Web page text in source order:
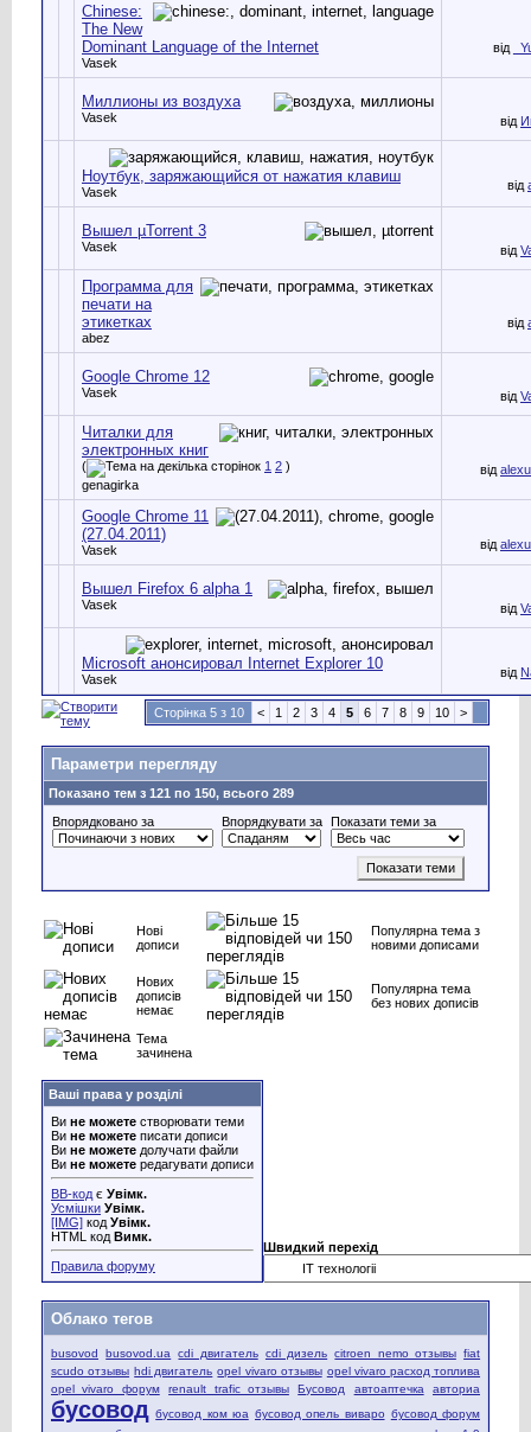
Chinese:
The New
Dominant Language of the Internet
Vasek
від
Миллионы из воздуха
Vasek від
Ноутбук, заряжающийся от нажатия клавиш
Vasek від
Вышел µTorrent 3
Vasek від
Программа для
печати на
этикетках
abez
від
Google Chrome 12
Vasek від
Читалки для
электронных книг
( 1 2 )
genagirka
від
Google Chrome 11
(27.04.2011)
Vasek від
Вышел Firefox 6 alpha 1
Vasek від
Microsoft анонсировал Internet Explorer 10
Vasek від
Сторінка 5 з 10 < 1 2 3 4 5 6 7 8 9 10 >
Параметри перегляду
Показано тем з 121 по 150, всього 289
Впорядковано за
Впорядкувати за Показати теми за
Нові
дописи
Популярна тема з
новими дописами
Нових
дописів
немає
Популярна тема
без нових дописів
Тема
зачинена
Ваші права у розділі
Ви не можете створювати теми
Ви не можете писати дописи
Ви не можете долучати файли
Ви не можете редагувати дописи
BB-код є Увімк.
Усмішки Увімк.
[IMG] код Увімк.
HTML код Вимк.
Правила форуму
Швидкий перехід
Облако тегов
busovod busovod.ua cdi двигатель cdi дизель citroen nemo отзывы fiat
scudo отзывы hdi двигатель opel vivaro отзывы opel vivaro расход топлива
opel vivaro форум
renault trafic отзывы Бусовод автоаптечка авториа
бусовод бусовод ком юа бусовод опель виваро бусовод форум